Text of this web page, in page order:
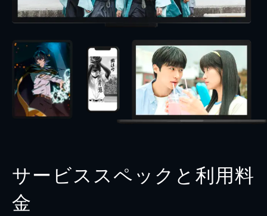
サービススペックと利用料
金